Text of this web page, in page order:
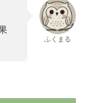
ふくまる